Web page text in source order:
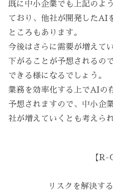
既に中小企業でも上記のよ
ており、他社が開発したAI
ところもあります。
今後はさらに需要が増えて
下がることが予想されるの
できる様になるでしょう。
業務を効率化する上でAIの
予想されますので、中小企
社が増えていくとも考えら
【R-
リスクを解決す